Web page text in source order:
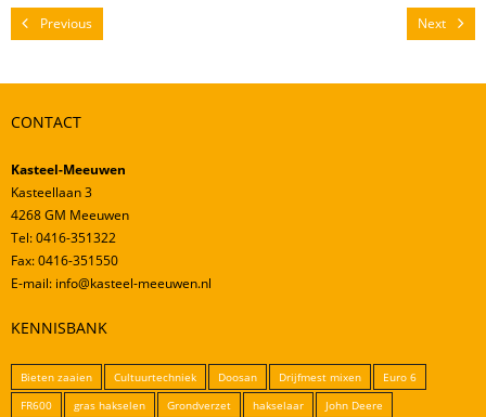
Previous Next
CONTACT
Kasteel-Meeuwen
Kasteellaan 3
4268 GM Meeuwen
Tel: 0416-351322
Fax: 0416-351550
E-mail: info@kasteel-meeuwen.nl
KENNISBANK
Bieten zaaien Cultuurtechniek Doosan Drijfmest mixen
Euro 6
FR600
gras hakselen Grondverzet hakselaar
John Deere